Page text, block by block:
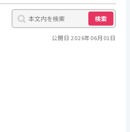
検索
公開日 2026年06月01日